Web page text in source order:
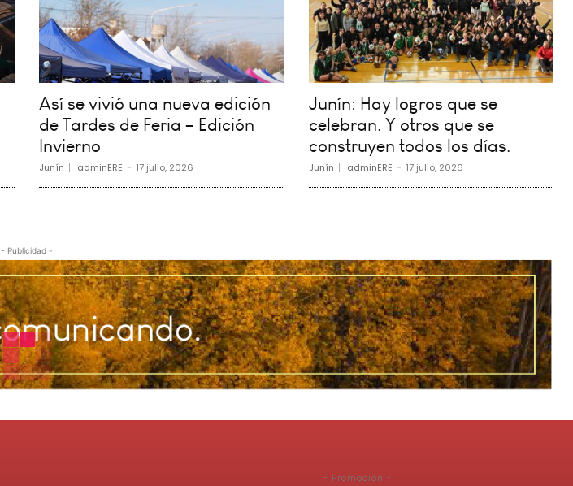
Así se vivió una nueva edición
de Tardes de Feria – Edición
Invierno
Junín adminERE - 17 julio, 2026
Junín: Hay logros que se
celebran. Y otros que se
construyen todos los días.
Junín adminERE - 17 julio, 2026
- Publicidad -
- Promoción -